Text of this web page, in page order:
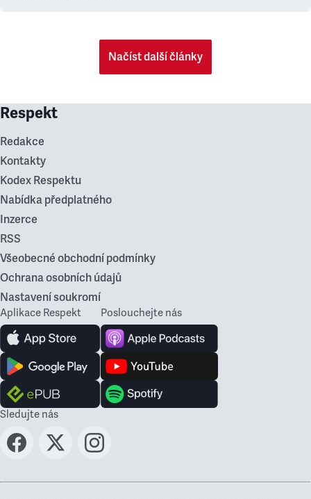
Načíst další články
Respekt
Redakce
Kontakty
Kodex Respektu
Nabídka předplatného
Inzerce
RSS
Všeobecné obchodní podmínky
Ochrana osobních údajů
Nastavení soukromí
Aplikace Respekt Poslouchejte nás
Sledujte nás